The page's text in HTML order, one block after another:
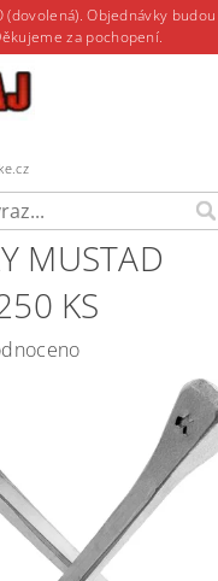
(dovolená). Objednávky budou
za pochopení.
MUSTAD
KS